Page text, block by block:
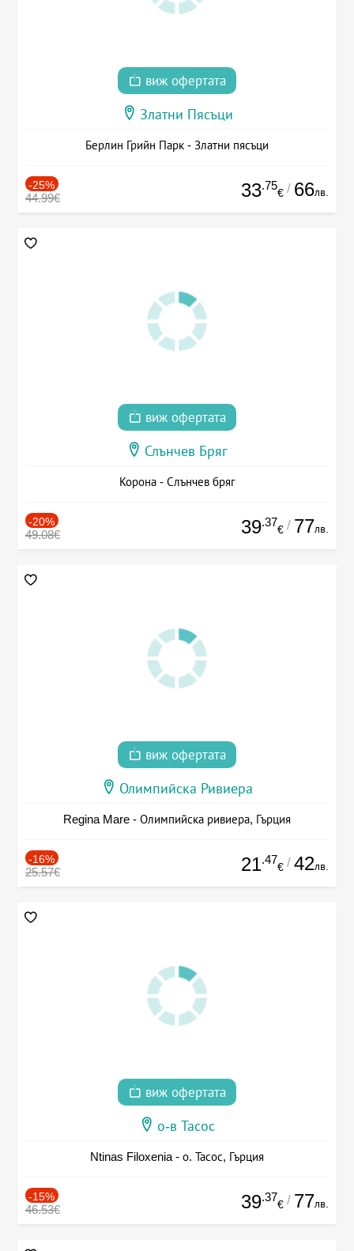
виж офертата
Златни Пясъци
Берлин Грийн Парк - Златни пясъци
-25%
44.99€ 33.75
€ / 66лв.
виж офертата
Слънчев Бряг
Корона - Слънчев бряг
-20%
49.08€ 39.37
€ / 77лв.
виж офертата
Олимпийска Ривиера
Regina Mare - Олимпийска ривиера, Гърция
-16%
25.57€ 21.47
€ / 42лв.
виж офертата
о-в Тасос
Ntinas Filoxenia - о. Тасос, Гърция
-15%
46.53€ 39.37
€ / 77лв.